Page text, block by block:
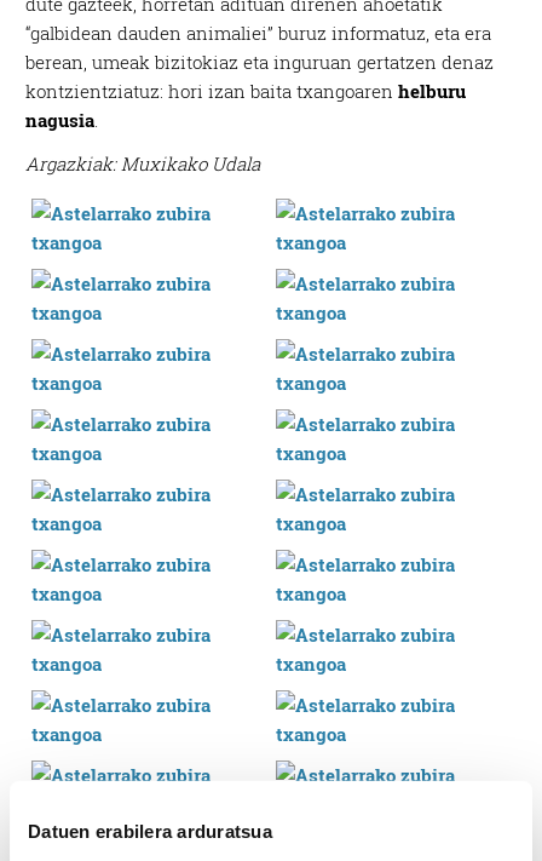
Datuen erabilera arduratsua
“galbidean dauden animaliei” buruz informatuz, eta era
berean, umeak bizitokiaz eta inguruan gertatzen denaz
kontzientziatuz: hori izan baita txangoarenhelburu
nagusia.
Argazkiak: Muxikako Udala